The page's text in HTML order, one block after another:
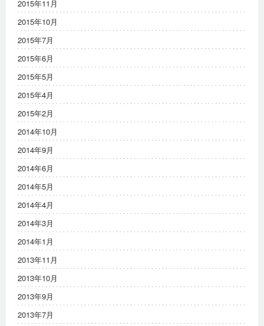
2015年11月
2015年10月
2015年7月
2015年6月
2015年5月
2015年4月
2015年2月
2014年10月
2014年9月
2014年6月
2014年5月
2014年4月
2014年3月
2014年1月
2013年11月
2013年10月
2013年9月
2013年7月